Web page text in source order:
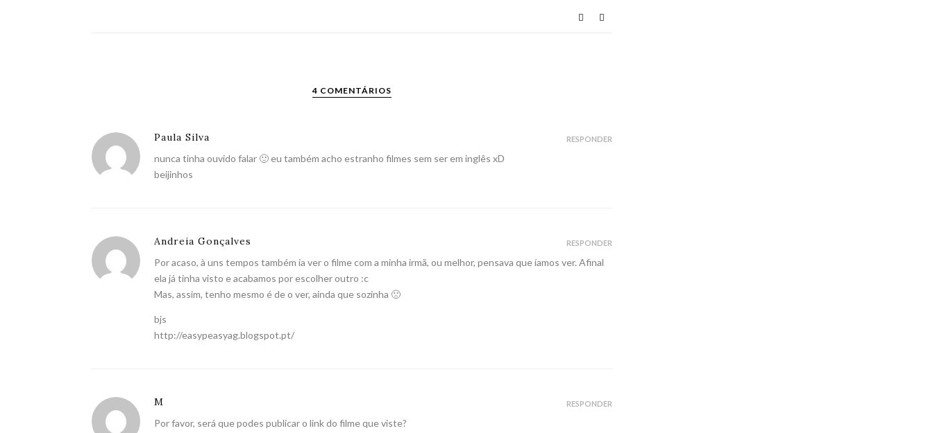
4 COMENTÁRIOS
Paula Silva
nunca tinha ouvido falar 🙂 eu também acho estranho filmes sem ser em inglês xD
beijinhos
RESPONDER
Andreia Gonçalves
Por acaso, à uns tempos também ia ver o filme com a minha irmã, ou melhor, pensava que íamos ver. Afinal
ela já tinha visto e acabamos por escolher outro :c
Mas, assim, tenho mesmo é de o ver, ainda que sozinha 🙁
bjs
http://easypeasyag.blogspot.pt/
RESPONDER
M
Por favor, será que podes publicar o link do filme que viste?
RESPONDER